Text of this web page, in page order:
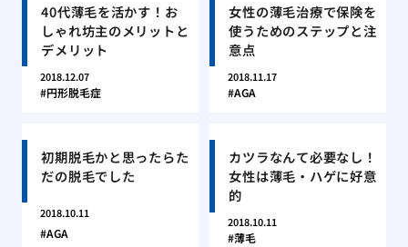
40代薄毛を活かす！お
しゃれ坊主のメリットと
デメリット
2018.12.07
円形脱毛症
女性の薄毛治療で保険を
使うためのステップと注
意点
2018.11.17
AGA
初期脱毛かと思ったらた
だの脱毛でした
2018.10.11
AGA
カツラなんて必要なし！
女性は薄毛・ハゲに好意
的
2018.10.11
薄毛